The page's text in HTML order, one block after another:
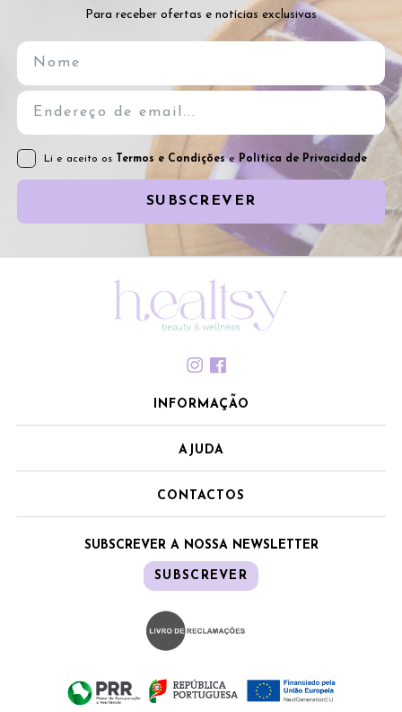
Para receber ofertas e notícias exclusivas
Li e aceito os Termos e Condiçõese Política de Privacidade
SUBSCREVER
INFORMAÇÃO
AJUDA
CONTACTOS
SUBSCREVER A NOSSA NEWSLETTER
SUBSCREVER